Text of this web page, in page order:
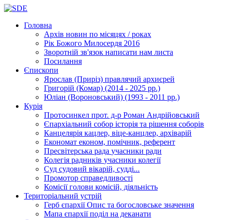
Головна
Архів новин по місяцях / роках
Рік Божого Милосердя 2016
Зворотній зв'язок написати нам листа
Посилання
Єпископи
Ярослав (Приріз) правлячий архиєрей
Григорій (Комар) (2014 - 2025 рр.)
Юліан (Вороновський) (1993 - 2011 рр.)
Курія
Протосинкел прот. д-р Роман Андрійовський
Єпархіальний собор історія та рішення соборів
Канцелярія кацлер, віце-канцлер, архіварій
Економат економ, помічник, референт
Пресвітерська рада учасники ради
Колегія радників учасники колегії
Суд судовий вікарій, судді...
Промотор справедливості
Комісіїголови комісій, діяльність
Територіальний устрій
Герб єпархіїОпис та богословське значення
Мапа єпархіїподіл на деканати